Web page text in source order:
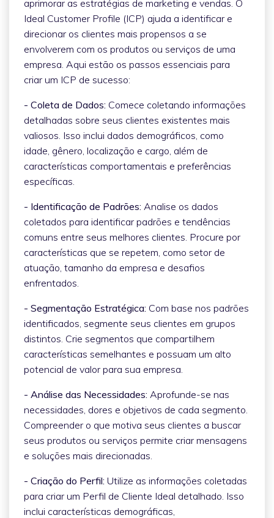
aprimorar as estratégias de marketing e vendas. O
Ideal Customer Profile (ICP) ajuda a identificar e
direcionar os clientes mais propensos a se
envolverem com os produtos ou serviços de uma
empresa. Aqui estão os passos essenciais para
criar um ICP de sucesso:
- Coleta de Dados: Comece coletando informações
detalhadas sobre seus clientes existentes mais
valiosos. Isso inclui dados demográficos, como
idade, gênero, localização e cargo, além de
características comportamentais e preferências
específicas.
- Identificação de Padrões: Analise os dados
coletados para identificar padrões e tendências
comuns entre seus melhores clientes. Procure por
características que se repetem, como setor de
atuação, tamanho da empresa e desafios
enfrentados.
- Segmentação Estratégica: Com base nos padrões
identificados, segmente seus clientes em grupos
distintos. Crie segmentos que compartilhem
características semelhantes e possuam um alto
potencial de valor para sua empresa.
- Análise das Necessidades: Aprofunde-se nas
necessidades, dores e objetivos de cada segmento.
Compreender o que motiva seus clientes a buscar
seus produtos ou serviços permite criar mensagens
e soluções mais direcionadas.
- Criação do Perfil: Utilize as informações coletadas
para criar um Perfil de Cliente Ideal detalhado. Isso
inclui características demográficas,